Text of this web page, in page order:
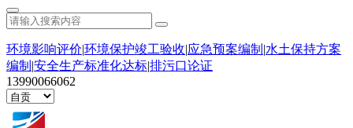
环境影响评价|环境保护竣工验收|应急预案编制 |水土保持方案
编制 |安全生产标准化达标|排污口论证
13990066062